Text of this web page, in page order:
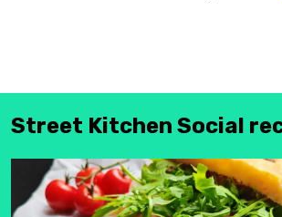
Street Kitchen Social